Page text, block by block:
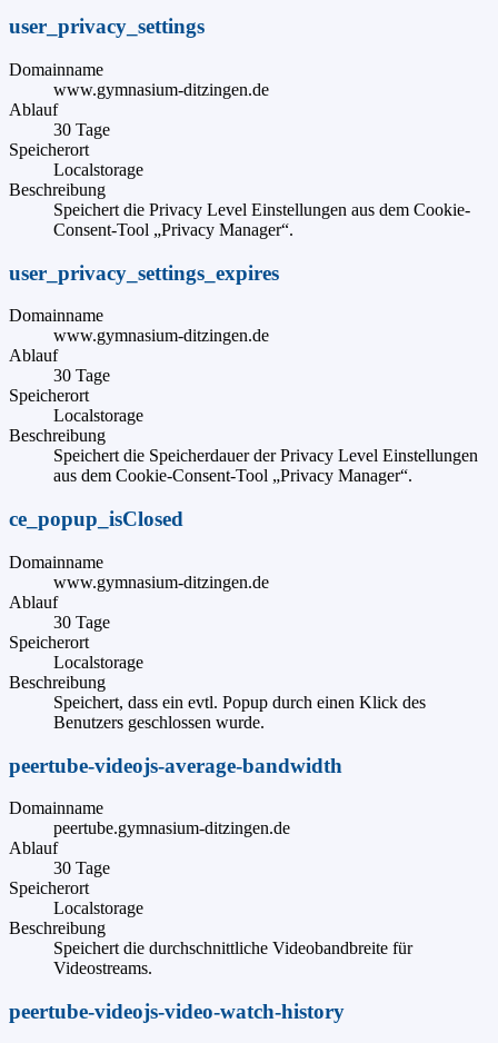
user_privacy_settings
Domainname
www.gymnasium-ditzingen.de
Ablauf
30 Tage
Speicherort
Localstorage
Beschreibung
Speichert die Privacy Level Einstellungen aus dem Cookie-
Consent-Tool „Privacy Manager“.
user_privacy_settings_expires
Domainname
www.gymnasium-ditzingen.de
Ablauf
30 Tage
Speicherort
Localstorage
Beschreibung
Speichert die Speicherdauer der Privacy Level Einstellungen
aus dem Cookie-Consent-Tool „Privacy Manager“.
ce_popup_isClosed
Domainname
www.gymnasium-ditzingen.de
Ablauf
30 Tage
Speicherort
Localstorage
Beschreibung
Speichert, dass ein evtl. Popup durch einen Klick des
Benutzers geschlossen wurde.
peertube-videojs-average-bandwidth
Domainname
peertube.gymnasium-ditzingen.de
Ablauf
30 Tage
Speicherort
Localstorage
Beschreibung
Speichert die durchschnittliche Videobandbreite für
Videostreams.
peertube-videojs-video-watch-history